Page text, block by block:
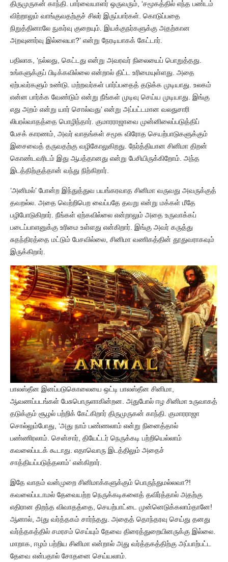
திருமுருகன் காந்தி. பார்வையாளர் ஒருவரும், ‘சமூகத்தில் எந்த பண்டம்
விற்றாலும் வாங்குவதற்குச் சிலர் இருப்பார்கள். கொடுப்பதை
நிறுத்தினாலே நுகர்வு குறையும். இயக்குநர்களுக்கு அதற்கான
அறவுணர்வு இல்லையா?’ என்று நேரடியாகக் கேட்டார்.
பதிலாக, ‘நல்லது, கெட்டது என்று அவரவர் நிலையைப் பொறுத்தது.
உங்களுக்குப் பிடிக்கவில்லை என்றால் திட்ட உரிமையுள்ளது. அதை
ஏற்பவர்களும் உண்டு. மற்றவர்கள் பார்ப்பதைத் தடுக்க முடியாது. உலகம்
என்ன பார்க்க வேண்டும் என்று நீங்கள் முடிவு செய்ய முடியாது. இங்கு
எது அறம் என்று யார் சொல்வது’ என்று அப்பட்டமான வலதுசாரி
லிபரல்வாதத்தை பொழிந்தார். குமாரராஜாவை முன்னிலைப்படுத்திப்
பேசக் காரணம், அவர் வாதங்கள் சமூக விரோத செயற்பாடுகளுக்கும்
இசைவைத் தருவதற்கு வழிகோலுகிறது. நேர்த்தியான சினிமா திறன்
கொண்டவரிடம் இது ஆபத்தானது என்று பேசியிருக்கிறோம். அந்த
இடத்திற்குத்தான் வந்து நிற்கிறார்.
’அனிமல்’ போன்ற இந்துத்துவ பயங்கரவாத சினிமா வருவது அவருக்குத்
தவறல்ல. அதை வெற்றிபெற வைப்பதே தவறு என்று மக்கள் மீதே
பழிபோடுகிறார். நீங்கள் ஏற்கவில்லை என்றாலும் அதை உருவாக்கப்
படைப்பாளனுக்கு உரிமை உள்ளது என்கிறார். இங்கு அவர் கருத்து
சுதந்திரத்தை மட்டும் பேசவில்லை, சினிமா வணிகத்தின் தூதுவராகவும்
இருக்கிறார்.
பாலஸ்தீன இனப்படுகொலையை ஒட்டி பாலஸ்தீன சினிமா,
ஆவணப்படங்கள் பேசுபொருளாகின்றன. அதுபோல் ஈழ சினிமா உருவாகத்
தடுக்கும் சூழல் பற்றிக் கேட்கிறார் திருமுருகன் காந்தி. குமாரராஜா
சொல்லும்போது, ‘அது நாம் பண்ணலாம் என்று நினைத்தால்
பண்ணிரலாம். சென்சார், தியேட்டர் நெருக்கடி பற்றியெல்லாம்
கவலைப்படக் கூடாது. எதாவொரு இடத்திலும் அதைச்
சாத்தியப்படுத்தலாம்’ என்கிறார்.
இதே வாதம் வன்முறை சினிமாக்களுக்கும் பொருந்துமல்லவா?!
கவலைப்படாமல் தேவையற்ற நெருக்கடிகளைத் தவிர்த்தால் அதற்கு
எதிரான திறந்த விவாதத்தை, செயற்பாட்டை முன்னெடுக்கலாம்தானே!
ஆனால், அது வர்த்தகம் சார்ந்தது. அதைத் தொந்தரவு செய்து தனது
வர்த்தகத்தில் சமரசம் செய்யும் தேவை திரைத்துறையினருக்கு இல்லை.
மாறாக, ஈழம் பற்றிய சினிமா என்றால் அது வர்த்தகத்திற்கு அப்பாற்பட்ட
தேவை என்பதால் சோதனை செய்யலாம்.